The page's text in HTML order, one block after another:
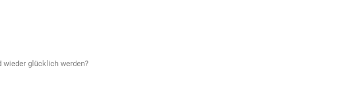
wieder glücklich werden?